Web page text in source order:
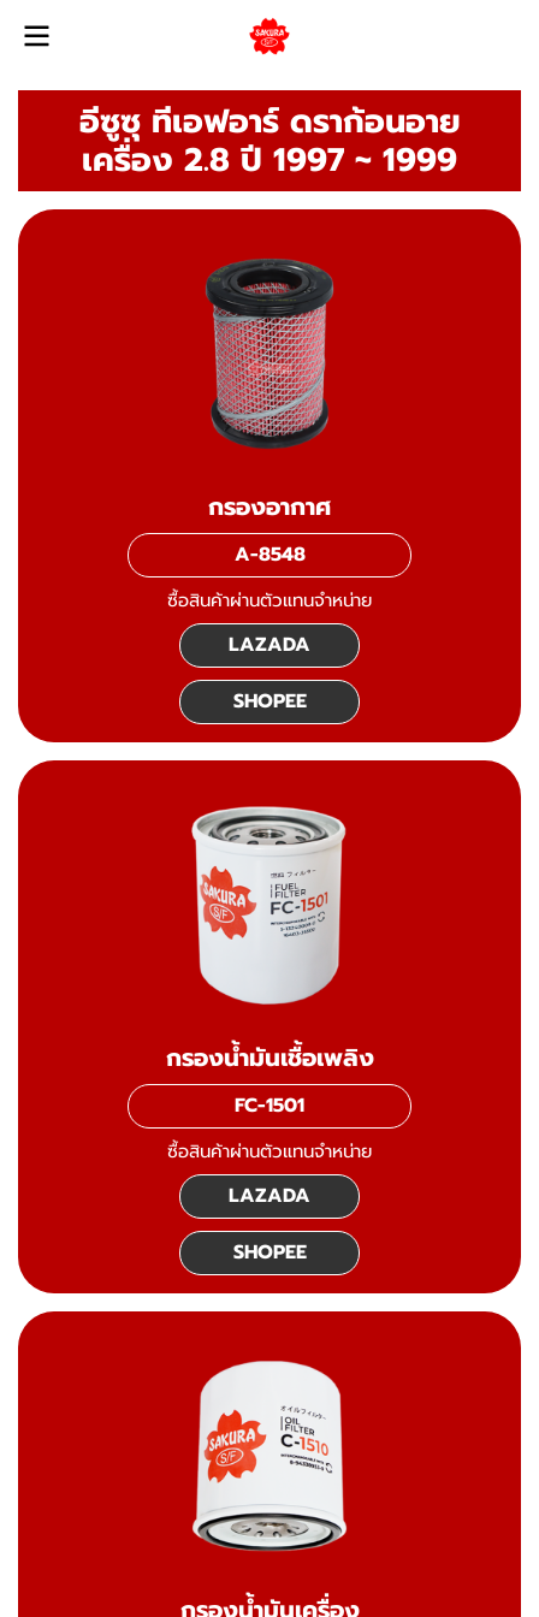
อีซูซุ ทีเอฟอาร์ ดราก้อนอาย
เครื่อง 2.8 ปี 1997 ~ 1999
กรองอากาศ
A-8548
ซื้อสินค้าผ่านตัวแทนจำหน่าย
LAZADA
SHOPEE
กรองน้ำมันเชื้อเพลิง
FC-1501
ซื้อสินค้าผ่านตัวแทนจำหน่าย
LAZADA
SHOPEE
กรองน้ำมันเครื่อง